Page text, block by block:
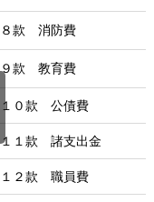
款 消防費
款 教育費
０款 公債費
１款 諸支出金
２款 職員費